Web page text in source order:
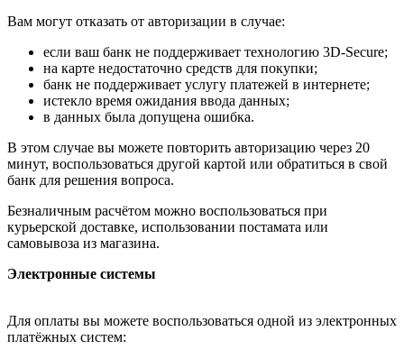
Вам могут отказать от авторизации в случае:
если ваш банк не поддерживает технологию 3D-Secure;
на карте недостаточно средств для покупки;
банк не поддерживает услугу платежей в интернете;
истекло время ожидания ввода данных;
в данных была допущена ошибка.
В этом случае вы можете повторить авторизацию через 20
минут, воспользоваться другой картой или обратиться в свой
банк для решения вопроса.
Безналичным расчётом можно воспользоваться при
курьерской доставке, использовании постамата или
самовывоза из магазина.
Электронные системы
Для оплаты вы можете воспользоваться одной из электронных
платёжных систем: